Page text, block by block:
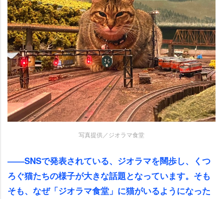
写真提供／ジオラマ食堂
――SNSで発表されている、ジオラマを闊歩し、くつ
ろぐ猫たちの様子が大きな話題となっています。そも
そも、なぜ「ジオラマ食堂」に猫がいるようになった